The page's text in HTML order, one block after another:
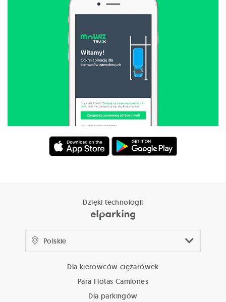
Dzięki technologii
Dla kierowców ciężarówek
Para Flotas Camiones
Dla parkingów